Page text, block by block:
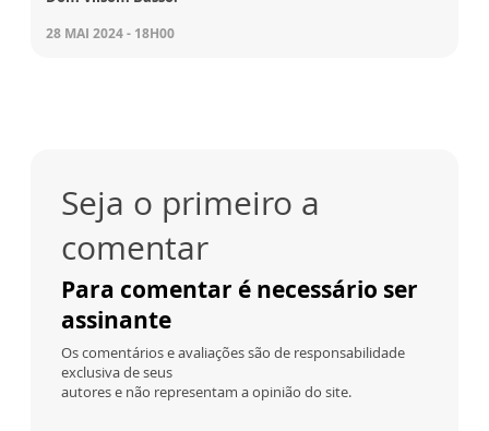
28 MAI 2024 - 18H00
Seja o primeiro a
comentar
Para comentar é necessário ser
assinante
Os comentários e avaliações são de responsabilidade
exclusiva de seus
autores e não representam a opinião do site.